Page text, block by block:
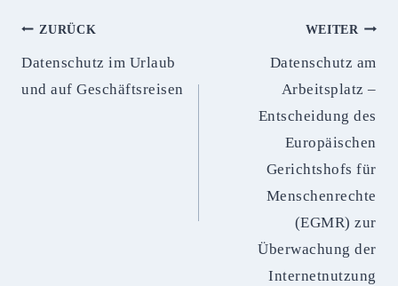
Beitragsnavigation
ZURÜCK
Datenschutz im Urlaub
und auf Geschäftsreisen
WEITER
Datenschutz am
Arbeitsplatz –
Entscheidung des
Europäischen
Gerichtshofs für
Menschenrechte
(EGMR) zur
Überwachung der
Internetnutzung